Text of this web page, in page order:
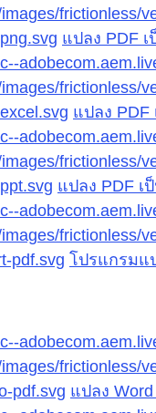
frictionless/
แปลง PDF เ
frictionless/
แปลง PDF
frictionless/
แปลง PDF เ
frictionless/
pdf.svg โปรแกรมแ
frictionless/
pdf.svg แปลง